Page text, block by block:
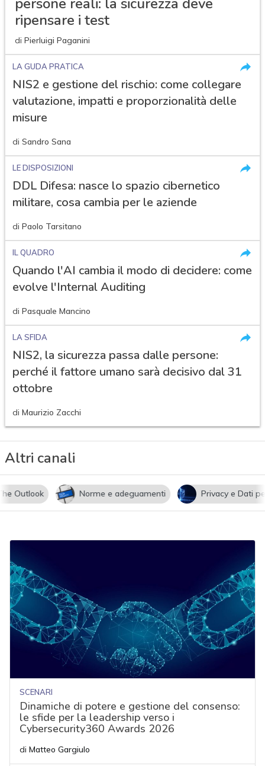
ripensare i test
di Pierluigi Paganini
LA GUDA PRATICA
NIS2 e gestione del rischio: come collegare
valutazione, impatti e proporzionalità delle
misure
di Sandro Sana
LE DISPOSIZIONI
DDL Difesa: nasce lo spazio cibernetico
militare, cosa cambia per le aziende
di Paolo Tarsitano
IL QUADRO
Quando l'AI cambia il modo di decidere: come
evolve l'Internal Auditing
di Pasquale Mancino
LA SFIDA
NIS2, la sicurezza passa dalle persone:
perché il fattore umano sarà decisivo dal 31
ottobre
di Maurizio Zacchi
Altri canali
Norme e adeguamenti Privacy e Dati
SCENARI
Dinamiche di potere e gestione del consenso:
le sfide per la leadership verso i
Cybersecurity360 Awards 2026
di Matteo Gargiulo